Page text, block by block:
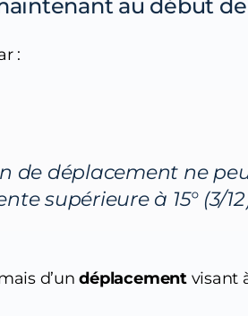
au début de
:
de déplacement ne
supérieure à 15° (3/
d’undéplacementvisant